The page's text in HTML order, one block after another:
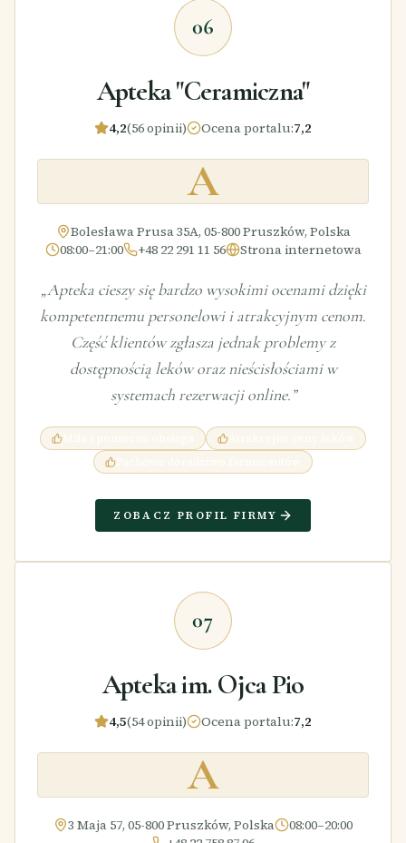
06
Apteka "Ceramiczna"
4,2(56 opinii) Ocena portalu:7,2
A
Bolesława Prusa 35A, 05-800 Pruszków, Polska
08:00–21:00
+48 22 291 11 56 Strona internetowa
„Apteka cieszy się bardzo wysokimi ocenami dzięki
kompetentnemu personelowi i atrakcyjnym cenom.
Część klientów zgłasza jednak problemy z
dostępnością leków oraz nieścisłościami w
systemach rezerwacji online.”
ZOBACZ PROFIL FIRMY
07
Apteka im. Ojca Pio
4,5(54 opinii) Ocena portalu:7,2
A
3 Maja 57, 05-800 Pruszków, Polska
08:00–20:00